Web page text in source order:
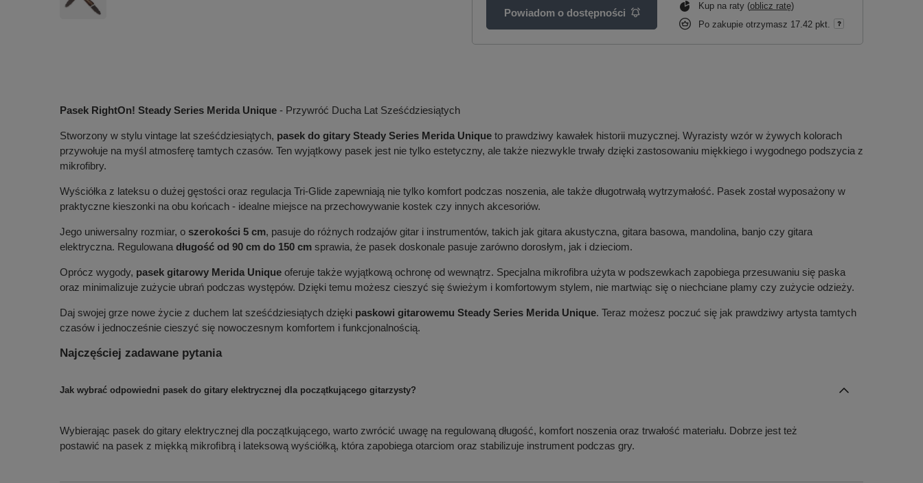
Powiadom o dostępności
Kup na raty (oblicz ratę)
Po zakupie otrzymasz 17.42 pkt.
Pasek RightOn! Steady Series Merida Unique - Przywróć Ducha Lat Sześćdziesiątych
Stworzony w stylu vintage lat sześćdziesiątych, pasek do gitary Steady Series Merida Unique to prawdziwy kawałek historii muzycznej. Wyrazisty wzór w żywych kolorach
przywołuje na myśl atmosferę tamtych czasów. Ten wyjątkowy pasek jest nie tylko estetyczny, ale także niezwykle trwały dzięki zastosowaniu miękkiego i wygodnego podszycia z
mikrofibry.
Wyściółka z lateksu o dużej gęstości oraz regulacja Tri-Glide zapewniają nie tylko komfort podczas noszenia, ale także długotrwałą wytrzymałość. Pasek został wyposażony w
praktyczne kieszonki na obu końcach - idealne miejsce na przechowywanie kostek czy innych akcesoriów.
Jego uniwersalny rozmiar, o szerokości 5 cm, pasuje do różnych rodzajów gitar i instrumentów, takich jak gitara akustyczna, gitara basowa, mandolina, banjo czy gitara
elektryczna. Regulowana długość od 90 cm do 150 cm sprawia, że pasek doskonale pasuje zarówno dorosłym, jak i dzieciom.
Oprócz wygody, pasek gitarowy Merida Unique oferuje także wyjątkową ochronę od wewnątrz. Specjalna mikrofibra użyta w podszewkach zapobiega przesuwaniu się paska
oraz minimalizuje zużycie ubrań podczas występów. Dzięki temu możesz cieszyć się świeżym i komfortowym stylem, nie martwiąc się o niechciane plamy czy zużycie odzieży.
Daj swojej grze nowe życie z duchem lat sześćdziesiątych dzięki paskowi gitarowemu Steady Series Merida Unique. Teraz możesz poczuć się jak prawdziwy artysta tamtych
czasów i jednocześnie cieszyć się nowoczesnym komfortem i funkcjonalnością.
Najczęściej zadawane pytania
Jak wybrać odpowiedni pasek do gitary elektrycznej dla początkującego gitarzysty?
Wybierając pasek do gitary elektrycznej dla początkującego, warto zwrócić uwagę na regulowaną długość, komfort noszenia oraz trwałość materiału. Dobrze jest też
postawić na pasek z miękką mikroﬁbrą i lateksową wyściółką, która zapobiega otarciom oraz stabilizuje instrument podczas gry.